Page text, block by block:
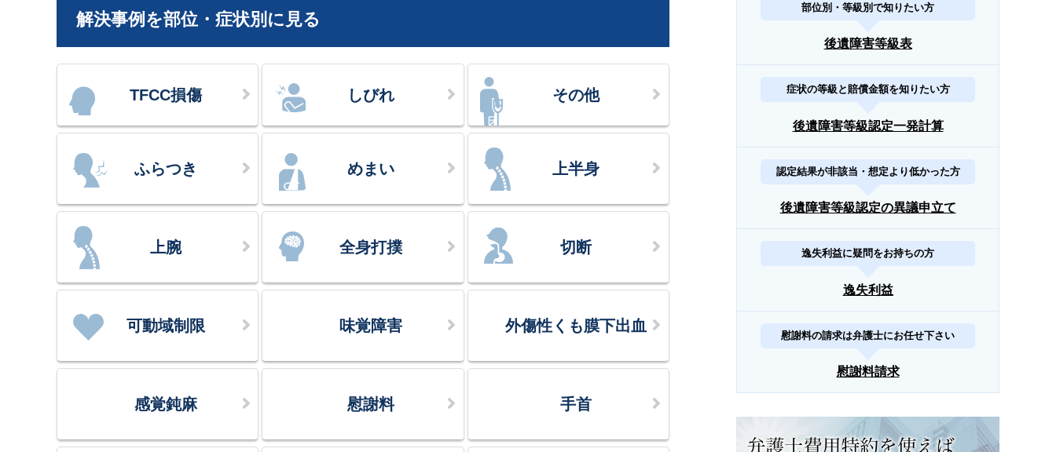
解決事例を部位・症状別に見る
TFCC損傷 しびれ その他
ふらつき めまい 上半身
上腕 全身打撲 切断
可動域制限 味覚障害 外傷性くも膜下出血
感覚鈍麻 慰謝料 手首
部位別・等級別で知りたい方
後遺障害等級表
症状の等級と賠償金額を知りたい方
後遺障害等級認定一発計算
認定結果が非該当・想定より低かった方
後遺障害等級認定の異議申立て
逸失利益に疑問をお持ちの方
逸失利益
慰謝料の請求は弁護士にお任せ下さい
慰謝料請求